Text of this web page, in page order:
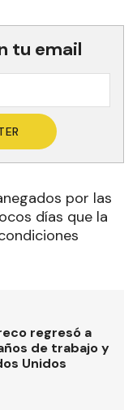
tu email
por las
días que la
regresó a
de trabajo y
Unidos